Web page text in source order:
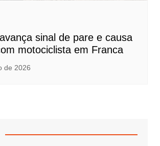
sinal de pare e causa
motociclista em Franca
de 2026